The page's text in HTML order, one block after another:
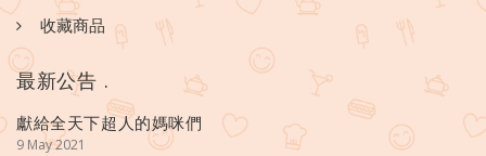
收藏商品
最新公告 .
獻給全天下超人的媽咪們
9 May 2021